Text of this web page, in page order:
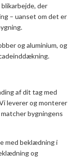
der
– uanset om det er
og aluminium, og
af dit tag med
leverer og monterer
bygningens
med beklædning i
og